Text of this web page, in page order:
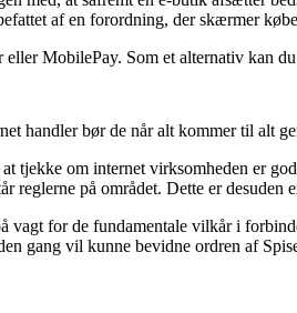
af en forordning, der skærmer
MobilePay. Som et alternativ kan
handler bør de når alt kommer til alt
tjekke om internet virksomheden er
reglerne på området. Dette er
vagt for de fundamentale vilkår i
gang vil kunne bevidne ordren af